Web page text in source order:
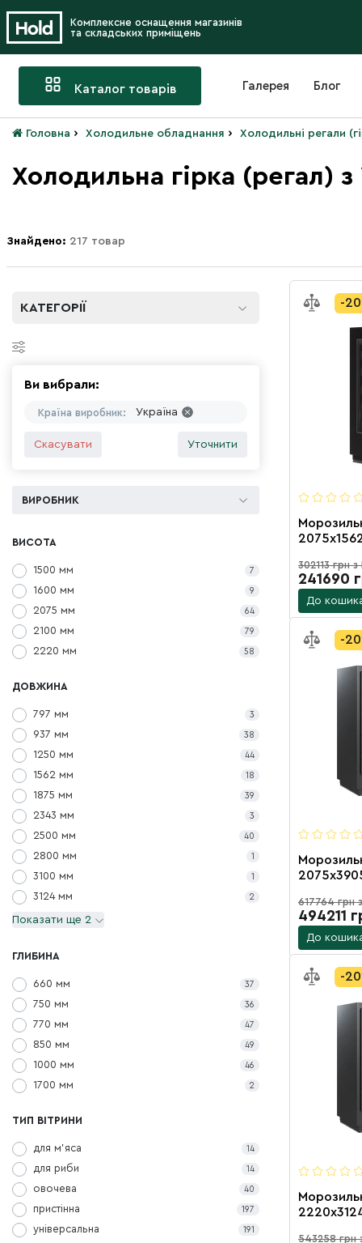
Комплексне оснащення магазинів
та складських приміщень
Каталог товарів Галерея Блог
Головна › Холодильне обладнання › Холодильні регали
Холодильна гірка (регал) з
Знайдено: 217 товар
КАТЕГОРІЇ
Ви вибрали:
Країна виробник: Україна
Скасувати Уточнити
ВИРОБНИК
ВИСОТА
1500 мм 7
1600 мм 9
2075 мм 64
2100 мм 79
2220 мм 58
ДОВЖИНА
797 мм 3
937 мм 38
1250 мм 44
1562 мм 18
1875 мм 39
2343 мм 3
2500 мм 40
2800 мм 1
3100 мм 1
3124 мм 2
Показати ще 2
ГЛИБИНА
660 мм 37
750 мм 36
770 мм 47
850 мм 49
1000 мм 46
1700 мм 2
ТИП ВІТРИНИ
для м'яса 14
для риби 14
овочева 40
пристінна 197
універсальна 191
-
302113 грн
241690
До
-
на 20
617764 грн
494211
До
-
543258 грн